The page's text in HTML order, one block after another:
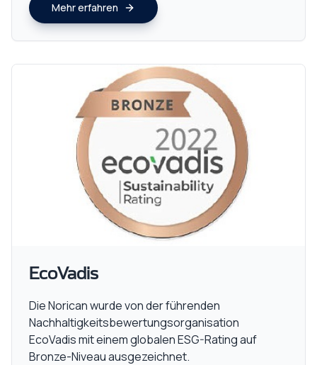
Mehr erfahren
EcoVadis
Die Norican wurde von der führenden
Nachhaltigkeitsbewertungsorganisation
EcoVadis mit einem globalen ESG-Rating auf
Bronze-Niveau ausgezeichnet.